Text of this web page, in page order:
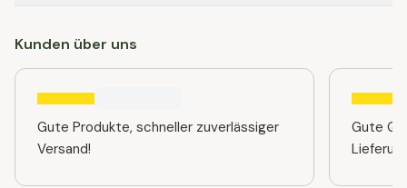
Kunden über uns
Gute Produkte, schneller zuverlässiger
Versand!
Gute